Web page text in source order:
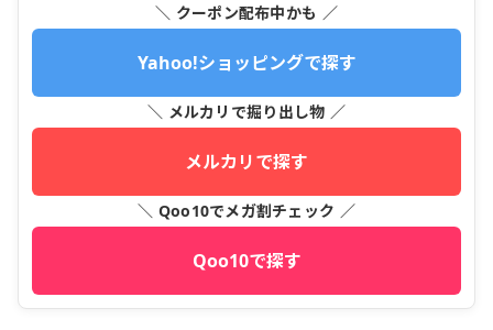
＼ クーポン配布中かも ／
Yahoo!ショッピングで探す
＼ メルカリで掘り出し物 ／
メルカリで探す
＼ Qoo10でメガ割チェック ／
Qoo10で探す